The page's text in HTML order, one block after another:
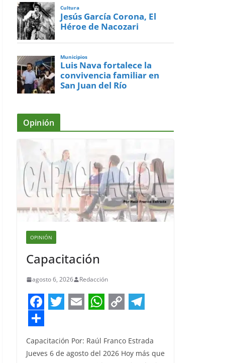
Cultura
Jesús García Corona, El
Héroe de Nacozari
Municipios
Luis Nava fortalece la
convivencia familiar en
San Juan del Río
Opinión
OPINIÓN
Capacitación
agosto 6, 2026 Redacción
F
a
c
w
i
m
a
h
a
o
p
e
l
S
h
Capacitación Por: Raúl Franco Estrada
Jueves 6 de agosto del 2026 Hoy más que